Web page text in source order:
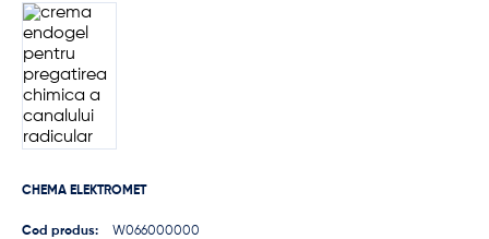
CHEMA ELEKTROMET
Cod produs:
W066000000